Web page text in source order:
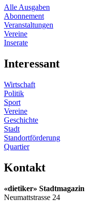
Alle Ausgaben
Abonnement
Veranstaltungen
Vereine
Inserate
Interessant
Wirtschaft
Politik
Sport
Vereine
Geschichte
Stadt
Standortförderung
Quartier
Kontakt
«dietiker» Stadtmagazin
Neumattstrasse 24